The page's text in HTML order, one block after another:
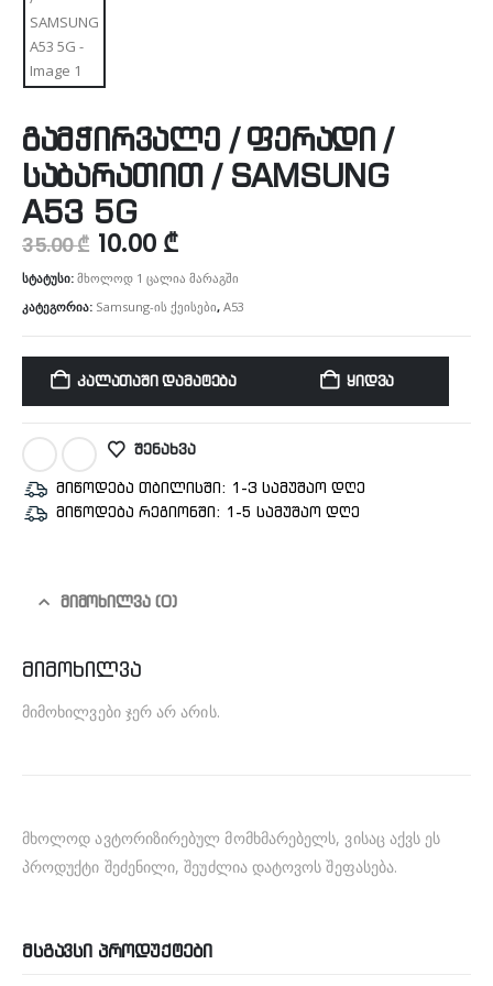
გამჭირვალე / ფერადი /
საბარათით / SAMSUNG
A53 5G
35.00₾ 10.00 ₾
სტატუსი: მხოლოდ 1 ცალია მარაგში
კატეგორია: Samsung-ის ქეისები, A53
ᲙᲐᲚᲐᲗᲐᲨᲘ ᲓᲐᲛᲐᲢᲔᲑᲐ ᲧᲘᲓᲕᲐ
ᲨᲔᲜᲐᲮᲕᲐ
მიწოდება თბილისში: 1-3 სამუშაო დღე
მიწოდება რეგიონში: 1-5 სამუშაო დღე
ᲛᲘᲛᲝᲮᲘᲚᲕᲐ (0)
მიმოხილვა
მიმოხილვები ჯერ არ არის.
მხოლოდ ავტორიზირებულ მომხმარებელს, ვისაც აქვს ეს
პროდუქტი შეძენილი, შეუძლია დატოვოს შეფასება.
ᲛᲡᲒᲐᲕᲡᲘ ᲞᲠᲝᲓᲣᲥᲢᲔᲑᲘ